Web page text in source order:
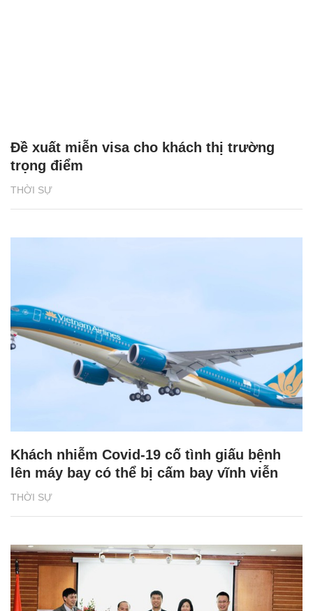
THỜI SỰ
Đề xuất miễn visa cho khách thị trường
trọng điểm
THỜI SỰ
Khách nhiễm Covid-19 cố tình giấu bệnh
lên máy bay có thể bị cấm bay vĩnh viễn